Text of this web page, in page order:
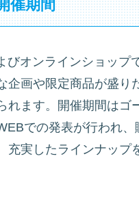
催期間
オンラインショップ
企画や限定商品が盛り
れます。開催期間はゴ
での発表が行われ
充実したラインナップ